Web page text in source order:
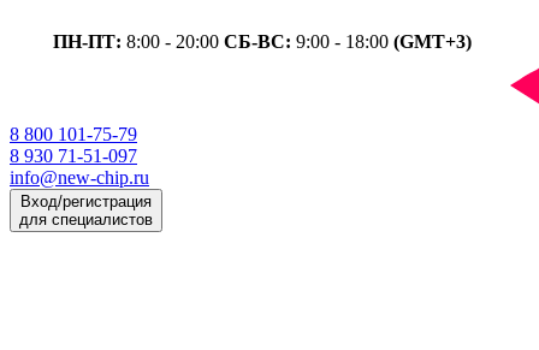
ПН-ПТ: 8:00 - 20:00 СБ-ВС: 9:00 - 18:00 (GMT+3)
8 800 101-75-79
8 930 71-51-097
info@new-chip.ru
Вход/регистрация
для специалистов